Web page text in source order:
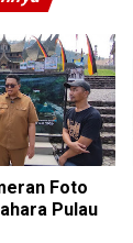
Foto
Pulau